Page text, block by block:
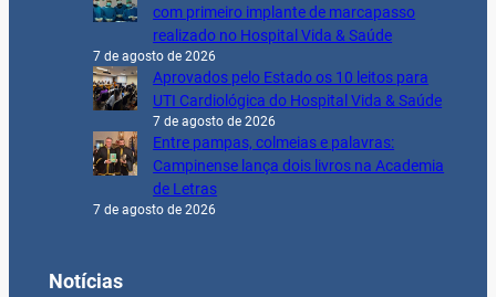
com primeiro implante de marcapasso
realizado no Hospital Vida & Saúde
7 de agosto de 2026
Aprovados pelo Estado os 10 leitos para
UTI Cardiológica do Hospital Vida & Saúde
7 de agosto de 2026
Entre pampas, colmeias e palavras:
Campinense lança dois livros na Academia
de Letras
7 de agosto de 2026
Notícias